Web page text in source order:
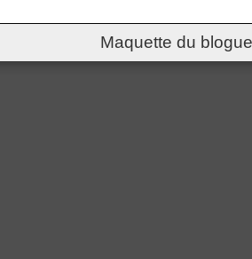
Maquette du